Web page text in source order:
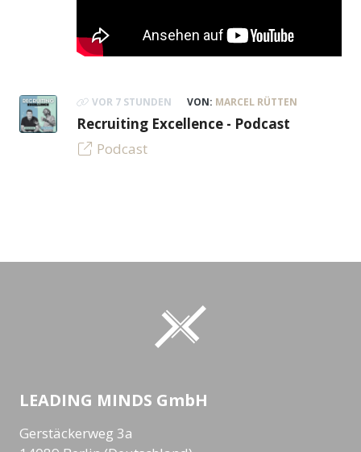
VOR 7 STUNDEN VON: MARCEL RÜTTEN
Recruiting Excellence - Podcast
Podcast
LEADING MINDS GmbH
Gerstäckerweg 3a